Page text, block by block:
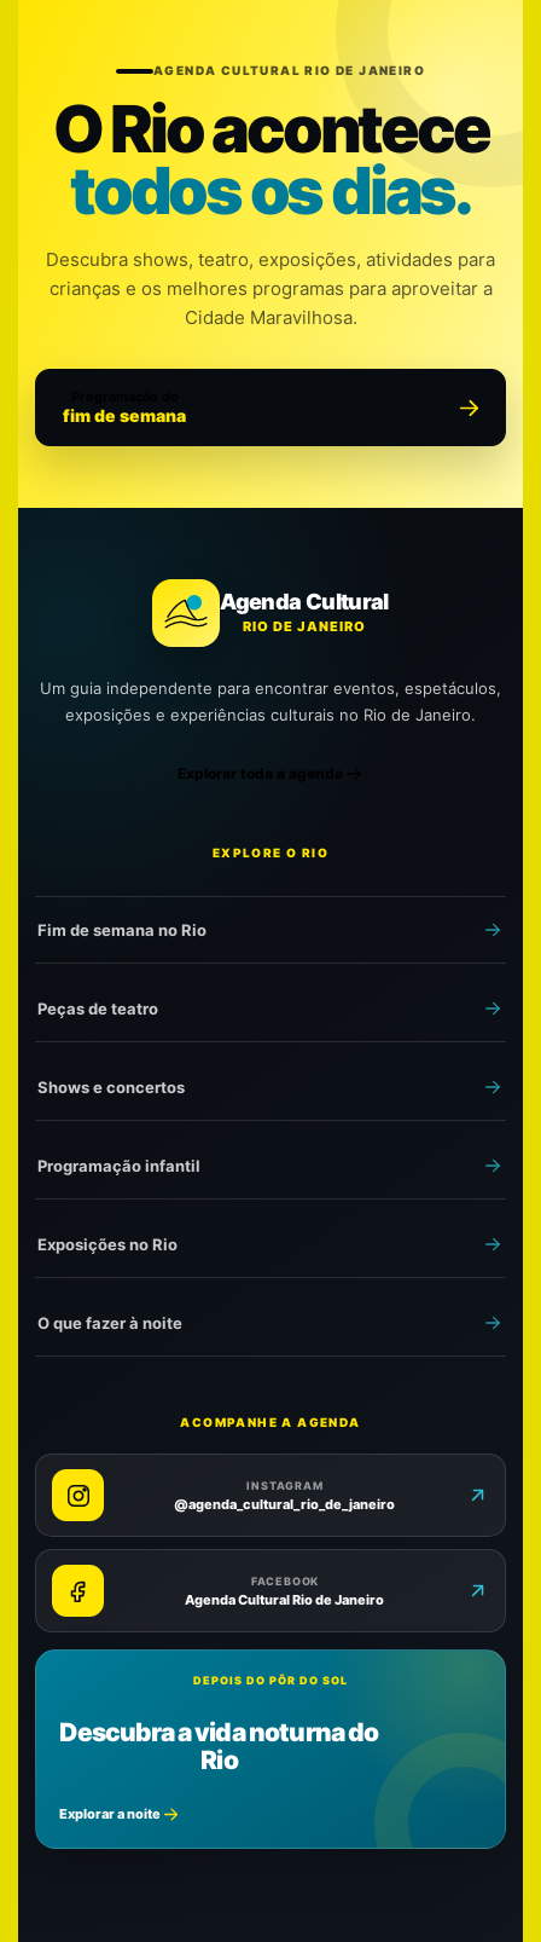
AGENDA CULTURAL RIO DE JANEIRO
O Rio acontece
todos os dias.
Descubra shows, teatro, exposições, atividades para
crianças e os melhores programas para aproveitar a
Cidade Maravilhosa.
fim de semana
Agenda Cultural
RIO DE JANEIRO
Um guia independente para encontrar eventos, espetáculos,
exposições e experiências culturais no Rio de Janeiro.
Explorar toda a agenda
EXPLORE O RIO
Fim de semana no Rio
Peças de teatro
Shows e concertos
Programação infantil
Exposições no Rio
O que fazer à noite
ACOMPANHE A AGENDA
INSTAGRAM
@agenda_cultural_rio_de_janeiro
FACEBOOK
Agenda Cultural Rio de Janeiro
DEPOIS DO PÔR DO SOL
Descubra a vida noturna do
Rio
Explorar a noite